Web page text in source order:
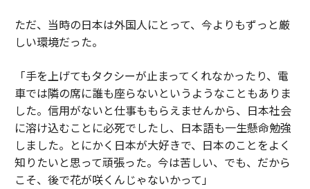
ただ、当時の日本は外国人にとって、今よりもずっと厳
しい環境だった。
「手を上げてもタクシーが止まってくれなかったり、電
車では隣の席に誰も座らないというようなこともありま
した。信用がないと仕事ももらえませんから、日本社会
に溶け込むことに必死でしたし、日本語も一生懸命勉強
しました。とにかく日本が大好きで、日本のことをよく
知りたいと思って頑張った。今は苦しい、でも、だから
こそ、後で花が咲くんじゃないかって」